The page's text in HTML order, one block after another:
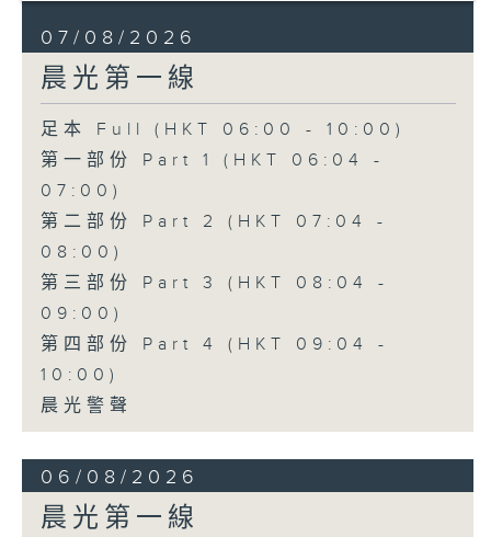
07/08/2026
晨光第一線
足本 Full (HKT 06:00 - 10:00)
第一部份 Part 1 (HKT 06:04 -
07:00)
第二部份 Part 2 (HKT 07:04 -
08:00)
第三部份 Part 3 (HKT 08:04 -
09:00)
第四部份 Part 4 (HKT 09:04 -
10:00)
晨光警聲
06/08/2026
晨光第一線